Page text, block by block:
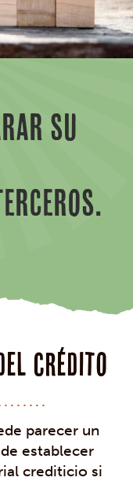
SU
crédito
parecer un
establecer
crediticio si